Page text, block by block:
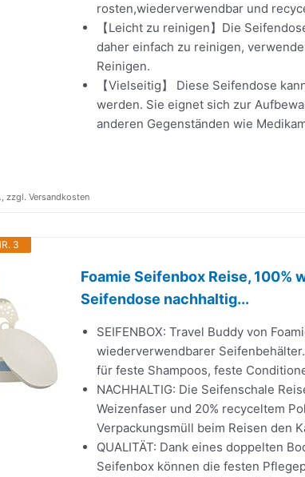
rosten,wiederverwendbar und
【Leicht zu reinigen】Die
daher einfach zu reinigen,
Reinigen.
【Vielseitig】 Diese Seifendose
werden. Sie eignet sich zur
anderen Gegenständen wie
zzgl. Versandkosten
3
Foamie Seifenbox Reise, 100%
Seifendose nachhaltig...
SEIFENBOX: Travel Buddy von
wiederverwendbarer
für feste Shampoos, feste
NACHHALTIG: Die Seifenschale
Weizenfaser und 20% recyceltem
Verpackungsmüll beim Reisen den
QUALITÄT: Dank eines doppelten
Seifenbox können die festen